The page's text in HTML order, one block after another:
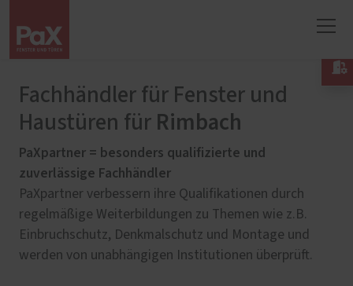
Fachhändler für Fenster und
Haustüren für Rimbach
PaXpartner = besonders qualifizierte und
zuverlässige Fachhändler
PaXpartner verbessern ihre Qualifikationen durch
regelmäßige Weiterbildungen zu Themen wie z.B.
Einbruchschutz, Denkmalschutz und Montage und
werden von unabhängigen Institutionen überprüft.
